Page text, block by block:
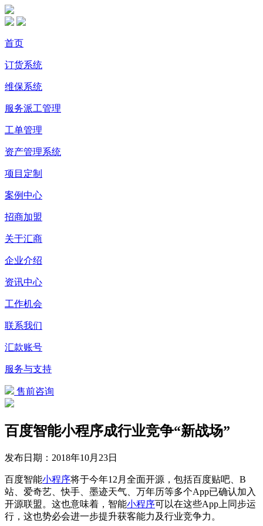
首页
订货系统
维保系统
服务派工管理
工单管理
资产管理系统
项目定制
案例中心
招商加盟
关于汇商
企业介绍
资讯中心
工作机会
联系我们
汇款账号
服务与支持
售前咨询
百度智能小程序成行业竞争“新战场”
发布日期： 2018年10月23日
百度智能小程序将于今年12月全面开源，包括百度贴吧、B
站、爱奇艺、快手、墨迹天气、万年历等多个App已确认加入
开源联盟。这也意味着，智能小程序可以在这些App上同步运
行，这也势必会进一步提升获客能力及行业竞争力。